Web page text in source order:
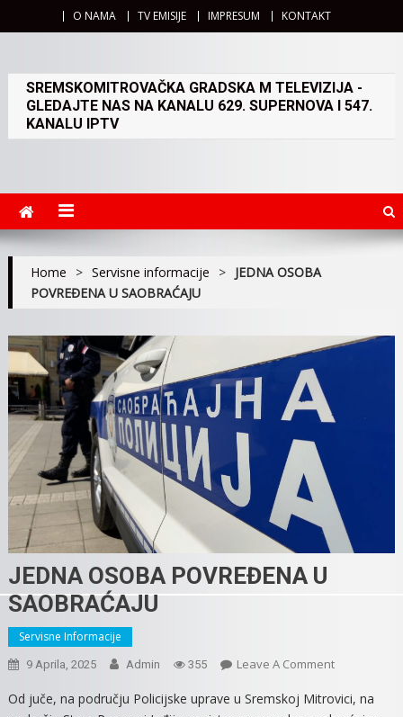
O NAMA TV EMISIJE IMPRESUM KONTAKT
SREMSKOMITROVAČKA GRADSKA M TELEVIZIJA -
GLEDAJTE NAS NA KANALU 629. SUPERNOVA I 547.
KANALU IPTV
Home > Servisne informacije > JEDNA OSOBA
POVREĐENA U SAOBRAĆAJU
JEDNA OSOBA POVREĐENA U
SAOBRAĆAJU
Servisne Informacije
9 Aprila, 2025 Admin 355 Leave A CommentOn
OSOBA
Od juče, na području Policijske uprave u Sremskoj Mitrovici, na